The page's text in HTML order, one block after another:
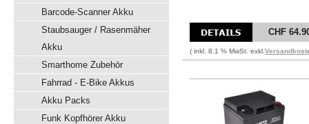
Barcode-Scanner Akku
Staubsauger / Rasenmäher
Akku
Smarthome Zubehör
Fahrrad - E-Bike Akkus
Akku Packs
Funk Kopfhörer Akku
CHF
( inkl. 8.1 % MwSt. exkl.